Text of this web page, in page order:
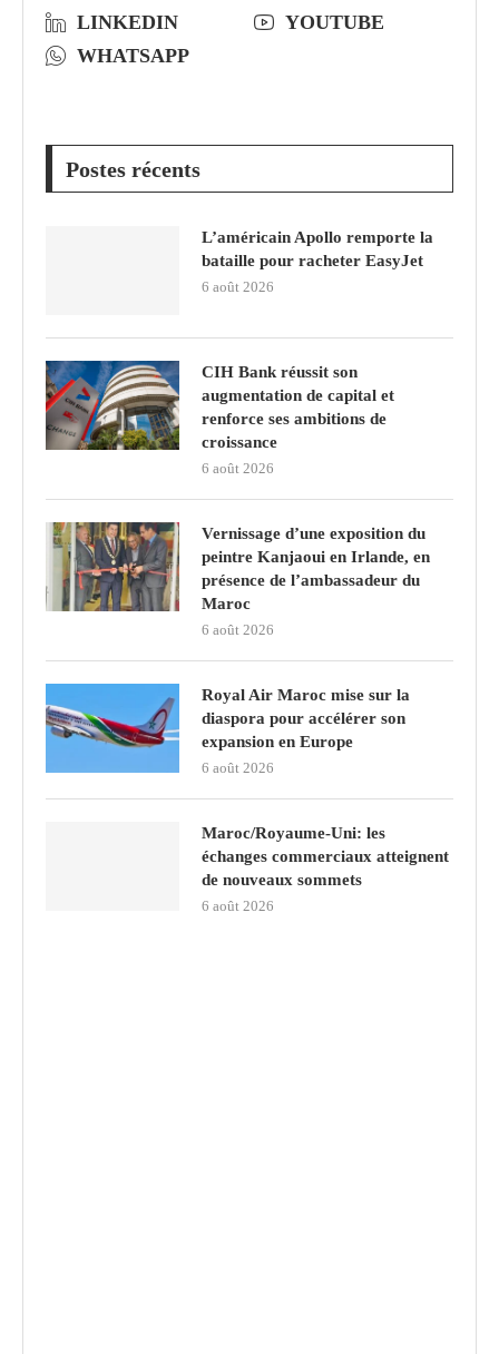
LINKEDIN
YOUTUBE
WHATSAPP
Postes récents
L’américain Apollo remporte la
bataille pour racheter EasyJet
6 août 2026
CIH Bank réussit son
augmentation de capital et
renforce ses ambitions de
croissance
6 août 2026
Vernissage d’une exposition du
peintre Kanjaoui en Irlande, en
présence de l’ambassadeur du
Maroc
6 août 2026
Royal Air Maroc mise sur la
diaspora pour accélérer son
expansion en Europe
6 août 2026
Maroc/Royaume-Uni: les
échanges commerciaux atteignent
de nouveaux sommets
6 août 2026